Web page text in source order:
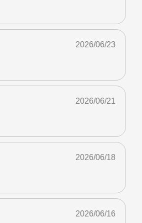
2026/06/23
2026/06/21
2026/06/18
2026/06/16